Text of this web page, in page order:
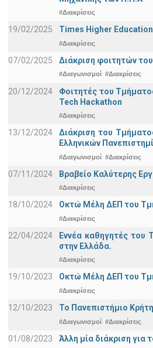
#Διακρίσεις
19/02/2025 Times Higher
#Διακρίσεις
07/02/2025 Διάκριση φοιτητών
#Διαγωνισμοί #Διακρίσεις
20/12/2024
Φοιτητές του
Tech Hackathon
#Διακρίσεις
13/12/2024
Διάκριση του
Ελληνικών
#Διαγωνισμοί #Διακρίσεις
07/11/2024 Βραβείο Καλύτερης
#Διακρίσεις
18/10/2024 Οκτώ Μέλη ΔΕΠ του
#Διακρίσεις
22/04/2024
Εννέα καθηγητές του
στην Ελλάδα.
#Διακρίσεις
19/10/2023 Οκτώ Μέλη ΔΕΠ του
#Διακρίσεις
12/10/2023 Το Πανεπιστήμιο
#Διαγωνισμοί #Διακρίσεις
01/08/2023 Άλλη μία διάκριση